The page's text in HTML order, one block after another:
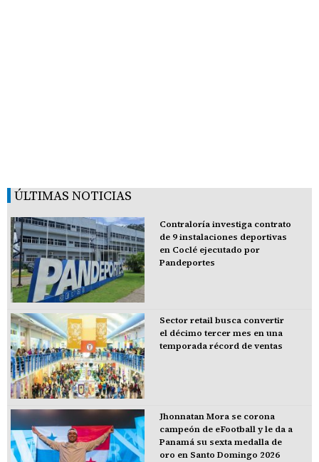
ÚLTIMAS NOTICIAS
Contraloría investiga contrato
de 9 instalaciones deportivas
en Coclé ejecutado por
Pandeportes
Sector retail busca convertir
el décimo tercer mes en una
temporada récord de ventas
Jhonnatan Mora se corona
campeón de eFootball y le da a
Panamá su sexta medalla de
oro en Santo Domingo 2026